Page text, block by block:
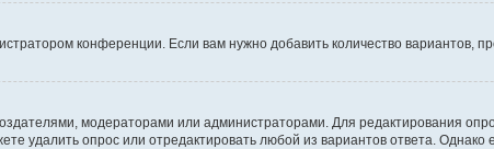
конференции. Если вам нужно добавить количество
модераторами или администраторами. Для редактирования
удалить опрос или отредактировать любой из вариантов ответа.